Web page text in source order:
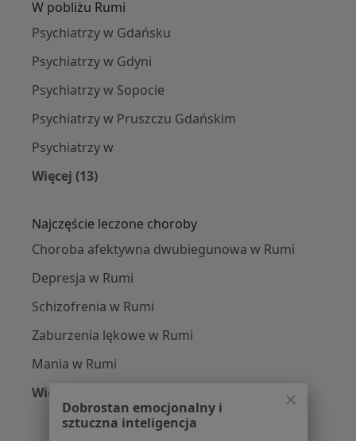
W pobliżu Rumi
Psychiatrzy w Gdańsku
Psychiatrzy w Gdyni
Psychiatrzy w Sopocie
Psychiatrzy w Pruszczu Gdańskim
Psychiatrzy w
Więcej (13)
Najczęście leczone choroby
Choroba afektywna dwubiegunowa w Rumi
Depresja w Rumi
Schizofrenia w Rumi
Zaburzenia lękowe w Rumi
Mania w Rumi
Więcej (15)
Więcej w kategorii: Najczęście leczone
Dobrostan emocjonalny i
sztuczna inteligencja